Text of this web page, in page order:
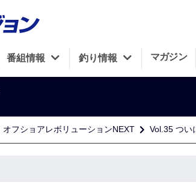
番組情報 釣り情報 マガジン
オフショアレボリューションNEXT Vol.35 つい